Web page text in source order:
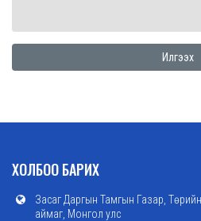
ХОЛБОО БАРИХ
Засаг Даргын Тамгын Газар,
аймаг, Монгол улс